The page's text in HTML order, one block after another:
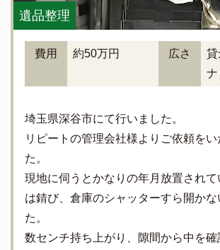
遺品整理
費用 約50万円 広さ
貸
ナ
埼玉県深谷市にて行いました。
リピートの管理会社様よりご依頼をい
た。
現地に伺うとかなりの年月放置され
は錆び、倉庫のシャッターすら開かな
た。
数センチ持ち上がり、隙間から中を